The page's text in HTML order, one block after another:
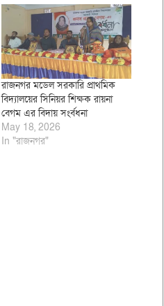
রাজনগর মডেল সরকারি প্রাথমিক
বিদ্যালয়ের সিনিয়র শিক্ষক রায়না
বেগম এর বিদায় সংর্বধনা
May 18, 2026
In "রাজনগর"